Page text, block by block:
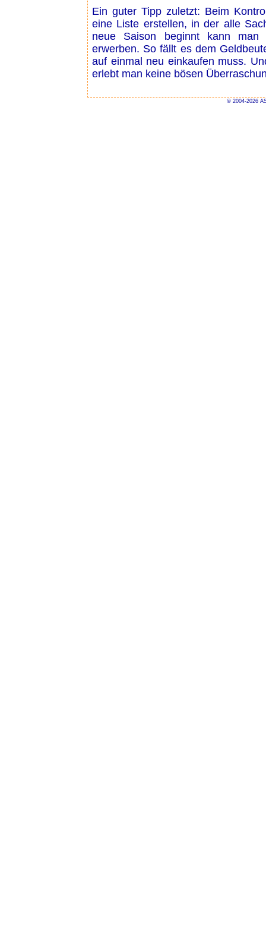
Ein guter Tipp zuletzt: Beim
eine Liste erstellen, in der alle
neue Saison beginnt kann man
erwerben. So fällt es dem
auf einmal neu einkaufen muss.
erlebt man keine bösen
© 2004-2026